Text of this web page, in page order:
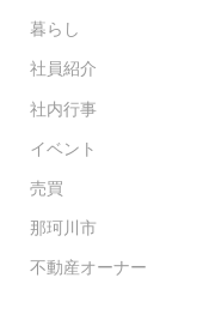
暮らし
社員紹介
社内行事
イベント
売買
那珂川市
不動産オーナー